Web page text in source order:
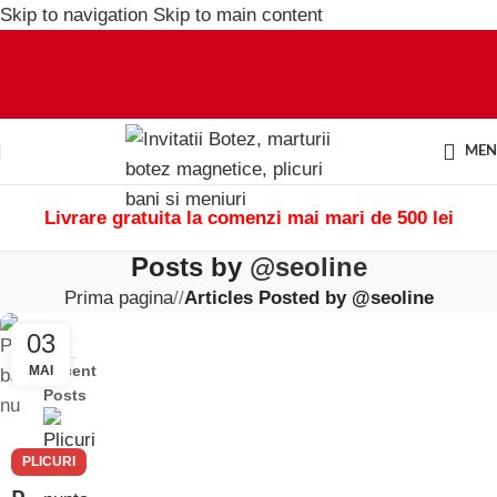
Skip to navigation Skip to main content
Livrare gratuita la comenzi mai mari de 500 lei
Posts by @seoline
Prima pagina/ Articles Posted by @seoline
03
MAI
PLICURI
Recent
Posts